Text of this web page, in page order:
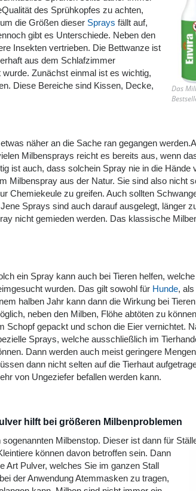
Das
des Sprühkopfes zu achten,
die Größen dieser Sprays fällt auf,
gibt es Unterschiede. Neben den
Insekten vertrieben. Die Bettwanze ist
aus dem Schlafzimmer
Zunächst einmal ist es wichtig,
Diese Bereiche sind Kissen, Decke,
näher an die Sache ran gegangen
Milbensprays reicht es bereits aus, wenn
ist auch, dass solchein Spray nie in die Hände
Milbenspray aus der Natur. Sie sind also nicht
Chemiekeule zu greifen. Auch sollten
Sprays sind auch darauf ausgelegt, länger
nicht gemieden werden. Das klassische
ein Spray kann auch bei Tieren helfen,
wurden. Das gilt sowohl für Hunde,
halben Jahr kann dann die Wirkung bei
neben den Milben, Flöhe abtöten zu
Schopf gepackt und schon die Eier vernichtet.
Sprays, welche ausschließlich im
Dann werden auch meist geringere
dann nicht selten auf die Tierhaut
von Ungeziefer befallen werden kann.
hilft bei größeren Milbenproblemen
Milbenstop. Dieser ist dann für
können davon betroffen sein. Dann
Art Pulver, welches Sie im ganzen Stall
der Anwendung Atemmasken zu tragen,